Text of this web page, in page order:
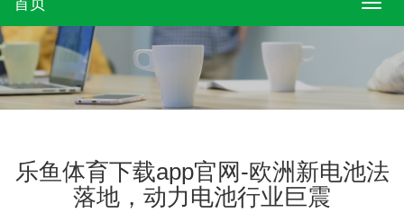
乐鱼体育下载app官网-欧洲新电池法
落地，动力电池行业巨震